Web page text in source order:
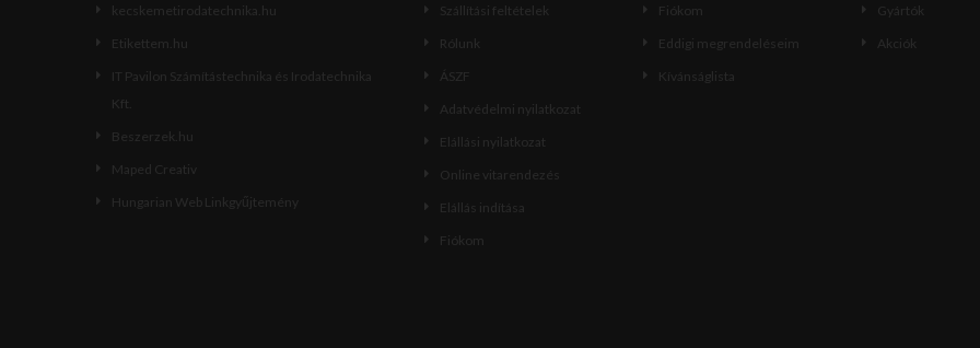
kecskemetirodatechnika.hu
Etikettem.hu
IT Pavilon Számítástechnika és Irodatechnika
Kft.
Beszerzek.hu
Maped Creativ
Hungarian Web Linkgyűjtemény
Szállítási feltételek
Rólunk
ÁSZF
Adatvédelmi nyilatkozat
Elállási nyilatkozat
Online vitarendezés
Elállás indítása
Fiókom
Fiókom
Eddigi megrendeléseim
Kívánságlista
Gyártók
Akciók